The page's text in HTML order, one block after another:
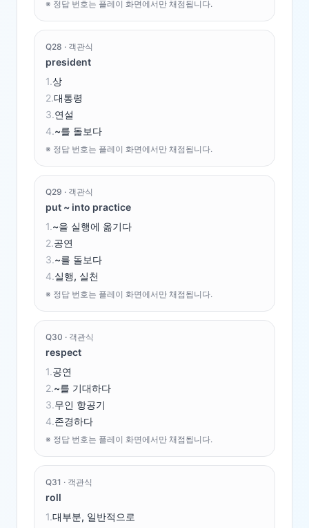
※ 정답 번호는 플레이 화면에서만 채점됩니다.
Q28 · 객관식
president
1.상
2.대통령
3.연설
4.~를 돌보다
※ 정답 번호는 플레이 화면에서만 채점됩니다.
Q29 · 객관식
put ~ into practice
1.~을 실행에 옮기다
2.공연
3.~를 돌보다
4.실행, 실천
※ 정답 번호는 플레이 화면에서만 채점됩니다.
Q30 · 객관식
respect
1.공연
2.~를 기대하다
3.무인 항공기
4.존경하다
※ 정답 번호는 플레이 화면에서만 채점됩니다.
Q31 · 객관식
roll
1.대부분, 일반적으로